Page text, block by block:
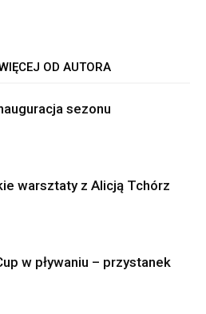
OD AUTORA
sezonu
warsztaty z Alicją Tchórz
w pływaniu – przystanek